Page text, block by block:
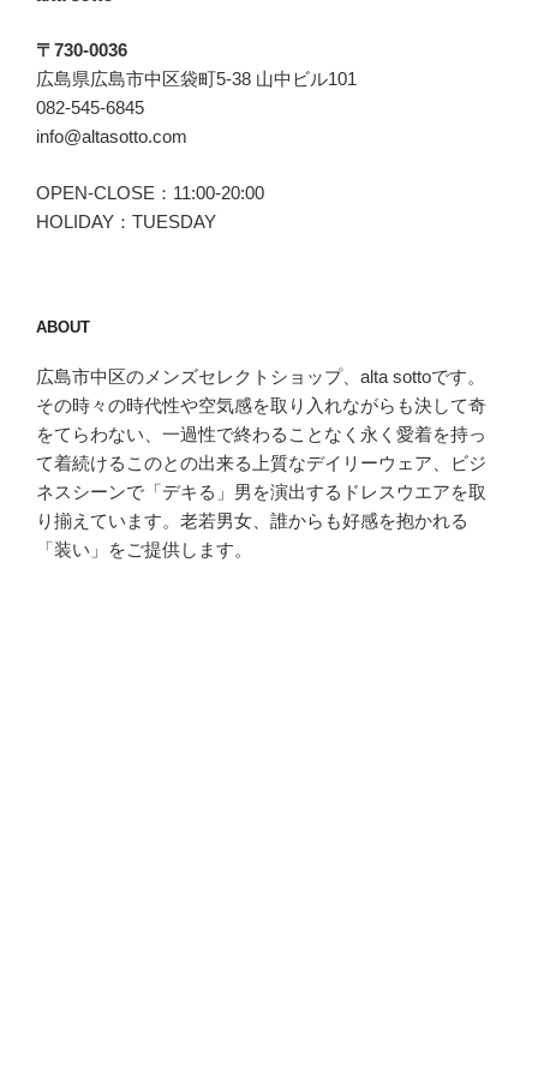
〒730-0036
広島県広島市中区袋町5-38 山中ビル101
082-545-6845
info@altasotto.com
OPEN-CLOSE：11:00-20:00
HOLIDAY：TUESDAY
ABOUT
広島市中区のメンズセレクトショップ、alta sottoです。
その時々の時代性や空気感を取り入れながらも決して奇
をてらわない、一過性で終わることなく永く愛着を持っ
て着続けるこのとの出来る上質なデイリーウェア、ビジ
ネスシーンで「デキる」男を演出するドレスウエアを取
り揃えています。老若男女、誰からも好感を抱かれる
「装い」をご提供します。